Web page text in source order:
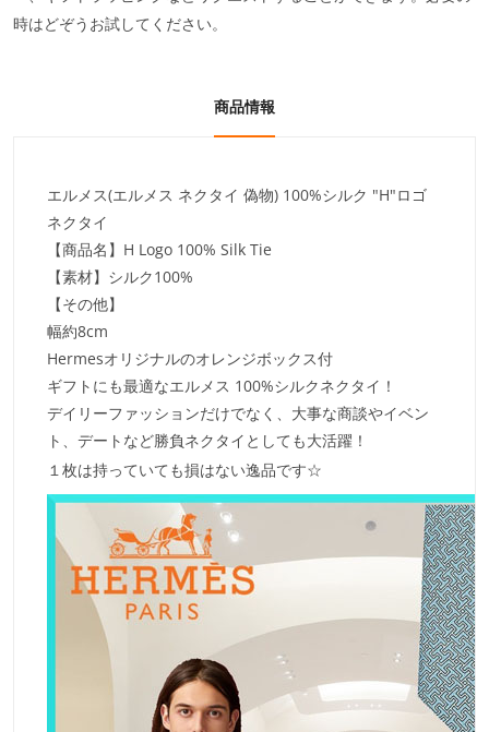
時はどぞうお試してください。
商品情報
エルメス(エルメス ネクタイ 偽物) 100%シルク "H"ロゴ
ネクタイ
【商品名】H Logo 100% Silk Tie
【素材】シルク100%
【その他】
幅約8cm
Hermesオリジナルのオレンジボックス付
ギフトにも最適なエルメス 100%シルクネクタイ！
デイリーファッションだけでなく、大事な商談やイベン
ト、デートなど勝負ネクタイとしても大活躍！
１枚は持っていても損はない逸品です☆